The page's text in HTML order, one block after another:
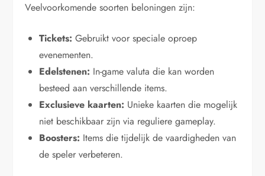
Veelvoorkomende soorten beloningen zijn:
Tickets: Gebruikt voor speciale oproep
evenementen.
Edelstenen: In-game valuta die kan worden
besteed aan verschillende items.
Exclusieve kaarten: Unieke kaarten die mogelijk
niet beschikbaar zijn via reguliere gameplay.
Boosters: Items die tijdelijk de vaardigheden van
de speler verbeteren.